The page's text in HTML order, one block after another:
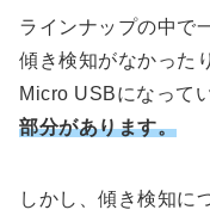
ラインナップの中で
傾き検知がなかった
Micro USBになって
部分があります。
しかし、傾き検知に